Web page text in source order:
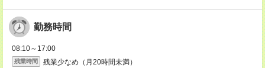
勤務時間
08:10～17:00
残業時間 残業少なめ（月20時間未満）